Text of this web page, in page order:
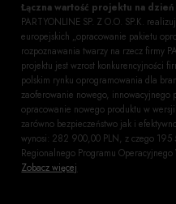
Łączna wartość projektu na
PARTYONLINE SP. Z O.O. SP.K.
europejskich „opracowanie pakietu
rozpoznawania twarzy na rzecz firmy
projektu jest wzrost konkurencyjności
polskim rynku oprogramowania dla
zaoferowanie nowego, innowacyjnego
opracowanie nowego produktu w
zarówno bezpieczeństwo jak i
wynosi: 282 900,00 PLN, z czego 195
Regionalnego Programu
Zobacz więcej